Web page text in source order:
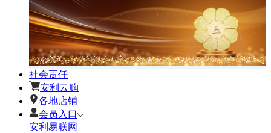
社会责任
安利云购
各地店铺
会员入口
安利易联网